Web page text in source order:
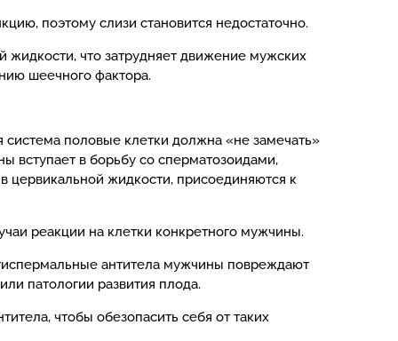
поэтому слизи становится недостаточно.
что затрудняет движение мужских
шеечного фактора.
половые клетки должна «не замечать»
вступает в борьбу со сперматозоидами,
цервикальной жидкости, присоединяются к
реакции на клетки конкретного мужчины.
антитела мужчины повреждают
патологии развития плода.
чтобы обезопасить себя от таких